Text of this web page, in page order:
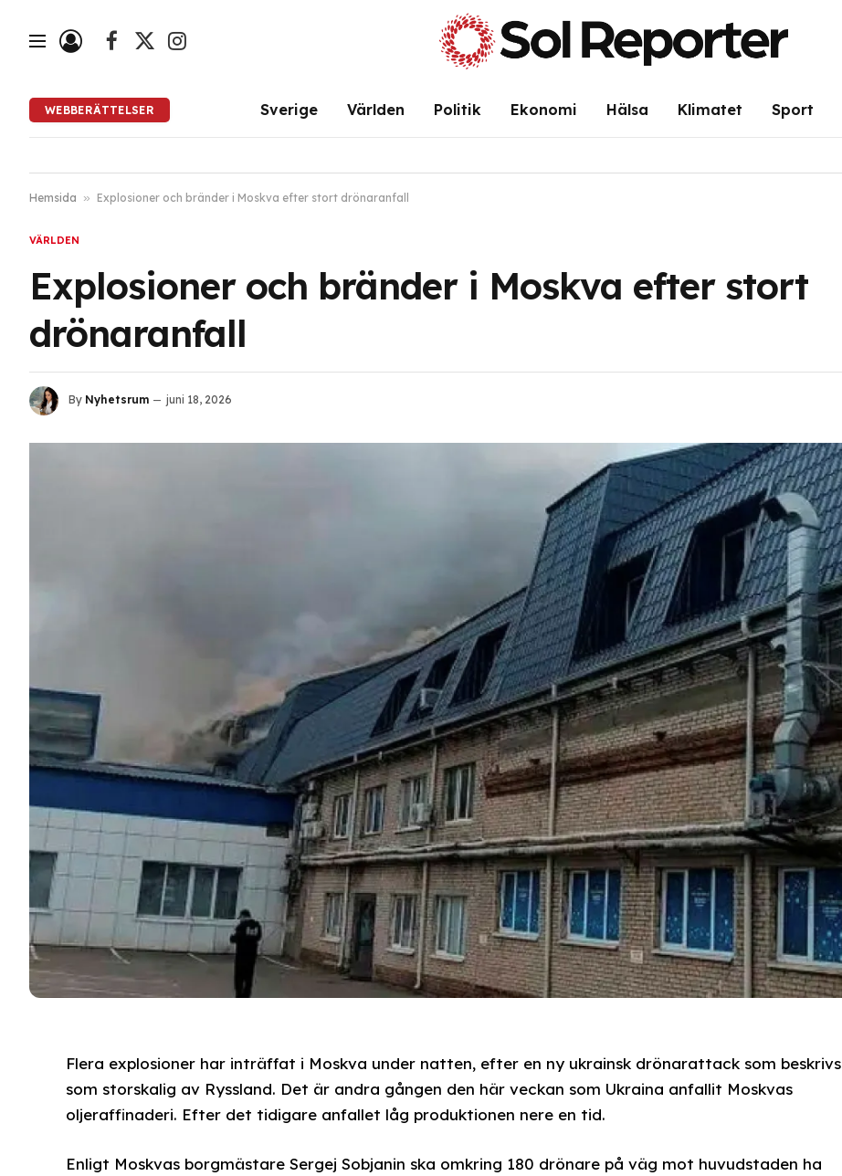
Facebook
X
Instagram
WEBBERÄTTELSER Sverige Världen Politik Ekonomi Hälsa Klimatet Sport
Hemsida » Explosioner och bränder i Moskva efter stort drönaranfall
VÄRLDEN
Explosioner och bränder i Moskva efter stort
drönaranfall
By Nyhetsrum juni 18, 2026
Flera explosioner har inträffat i Moskva under natten, efter en ny ukrainsk drönarattack som beskrivs
som storskalig av Ryssland. Det är andra gången den här veckan som Ukraina anfallit Moskvas
oljeraffinaderi. Efter det tidigare anfallet låg produktionen nere en tid.
Enligt Moskvas borgmästare Sergej Sobjanin ska omkring 180 drönare på väg mot huvudstaden ha